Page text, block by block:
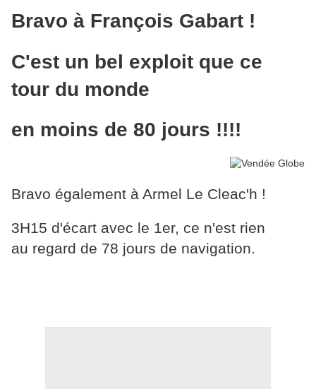
Bravo à François Gabart !
C'est un bel exploit que ce
tour du monde
en moins de 80 jours !!!!
Bravo également à Armel Le Cleac'h !
3H15 d'écart avec le 1er, ce n'est rien
au regard de 78 jours de navigation.